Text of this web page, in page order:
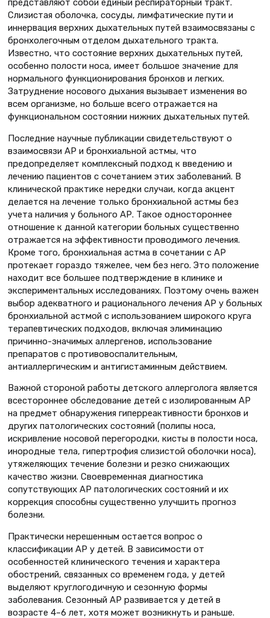
представляют собой единый респираторный тракт.
Слизистая оболочка, сосуды, лимфатические пути и
иннервация верхних дыхательных путей взаимосвязаны с
бронхолегочным отделом дыхательного тракта.
Известно, что состояние верхних дыхательных путей,
особенно полости носа, имеет большое значение для
нормального функционирования бронхов и легких.
Затруднение носового дыхания вызывает изменения во
всем организме, но больше всего отражается на
функциональном состоянии нижних дыхательных путей.
Последние научные публикации свидетельствуют о
взаимосвязи АР и бронхиальной астмы, что
предопределяет комплексный подход к введению и
лечению пациентов с сочетанием этих заболеваний. В
клинической практике нередки случаи, когда акцент
делается на лечение только бронхиальной астмы без
учета наличия у больного АР. Такое одностороннее
отношение к данной категории больных существенно
отражается на эффективности проводимого лечения.
Кроме того, бронхиальная астма в сочетании с АР
протекает гораздо тяжелее, чем без него. Это положение
находит все большее подтверждение в клинике и
экспериментальных исследованиях. Поэтому очень важен
выбор адекватного и рационального лечения АР у больных
бронхиальной астмой с использованием широкого круга
терапевтических подходов, включая элиминацию
причинно-значимых аллергенов, использование
препаратов с противовоспалительным,
антиаллергическим и антигистаминным действием.
Важной стороной работы детского аллерголога является
всестороннее обследование детей с изолированным АР
на предмет обнаружения гиперреактивности бронхов и
других патологических состояний (полипы носа,
искривление носовой перегородки, кисты в полости носа,
инородные тела, гипертрофия слизистой оболочки носа),
утяжеляющих течение болезни и резко снижающих
качество жизни. Своевременная диагностика
сопутствующих АР патологических состояний и их
коррекция способны существенно улучшить прогноз
болезни.
Практически нерешенным остается вопрос о
классификации АР у детей. В зависимости от
особенностей клинического течения и характера
обострений, связанных со временем года, у детей
выделяют круглогодичную и сезонную формы
заболевания. Сезонный АР развивается у детей в
возрасте 4–6 лет, хотя может возникнуть и раньше.